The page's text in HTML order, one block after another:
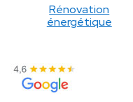
Rénovation
énergétique